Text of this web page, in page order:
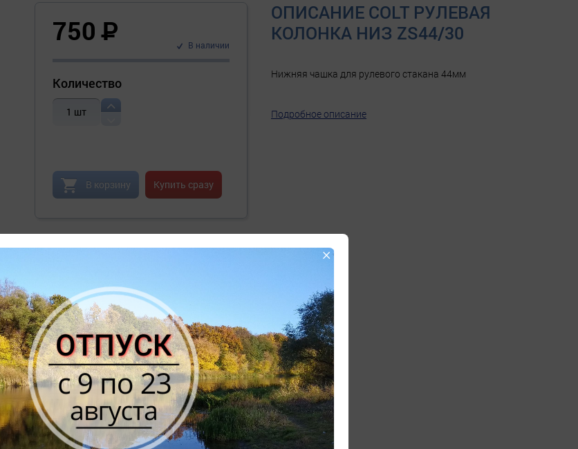
750Р В наличии
Количество
1 шт
В корзину Купить сразу
ОПИСАНИЕ COLT РУЛЕВАЯ
КОЛОНКА НИЗ ZS44/30
Нижняя чашка для рулевого стакана 44мм
Подробное описание
ХАРАКТЕРИСТИКИ
×